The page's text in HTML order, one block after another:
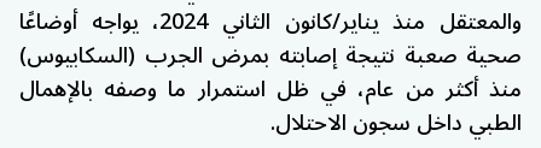
والمعتقل منذ يناير/كانون الثاني 2024، يواجه أوضاعًا
صحية صعبة نتيجة إصابته بمرض الجرب (السكابيوس)
منذ أكثر من عام، في ظل استمرار ما وصفه بالإهمال
الطبي داخل سجون الاحتلال.